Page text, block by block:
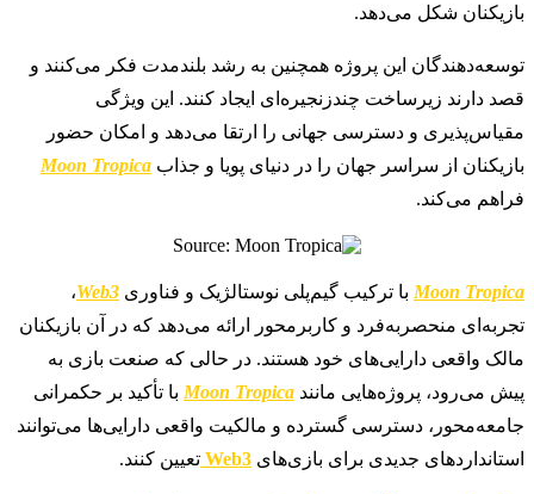
بازیکنان شکل می‌دهد.
توسعه‌دهندگان این پروژه همچنین به رشد بلندمدت فکر می‌کنند و
قصد دارند زیرساخت چندزنجیره‌ای ایجاد کنند. این ویژگی
مقیاس‌پذیری و دسترسی جهانی را ارتقا می‌دهد و امکان حضور
بازیکنان از سراسر جهان را در دنیای پویا و جذاب Moon Tropica
فراهم می‌کند.
Moon Tropica با ترکیب گیم‌پلی نوستالژیک و فناوری Web3،
تجربه‌ای منحصربه‌فرد و کاربرمحور ارائه می‌دهد که در آن بازیکنان
مالک واقعی دارایی‌های خود هستند. در حالی که صنعت بازی به
پیش می‌رود، پروژه‌هایی مانند Moon Tropica با تأکید بر حکمرانی
جامعه‌محور، دسترسی گسترده و مالکیت واقعی دارایی‌ها می‌توانند
استانداردهای جدیدی برای بازی‌های Web3 تعیین کنند.